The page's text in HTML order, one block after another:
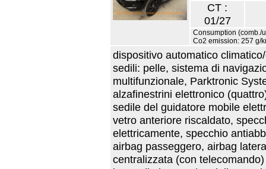
CT :
01/27
Consumption (comb./
Co2 emission: 257 g/
dispositivo automatico
sedili: pelle, sistema di
multifunzionale, Parktronic
alzafinestrini elettronico
sedile del guidatore mobile
vetro anteriore riscaldato,
elettricamente, specchio
airbag passeggero, airbag
centralizzata (con